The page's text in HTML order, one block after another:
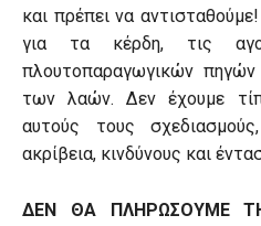
και πρέπει να
για τα κέρδη, τις
πλουτοπαραγωγικών πηγών
των λαών. Δεν έχουμε
αυτούς τους
ακρίβεια, κινδύνους και
ΔΕΝ ΘΑ ΠΛΗΡΩΣΟΥΜΕ